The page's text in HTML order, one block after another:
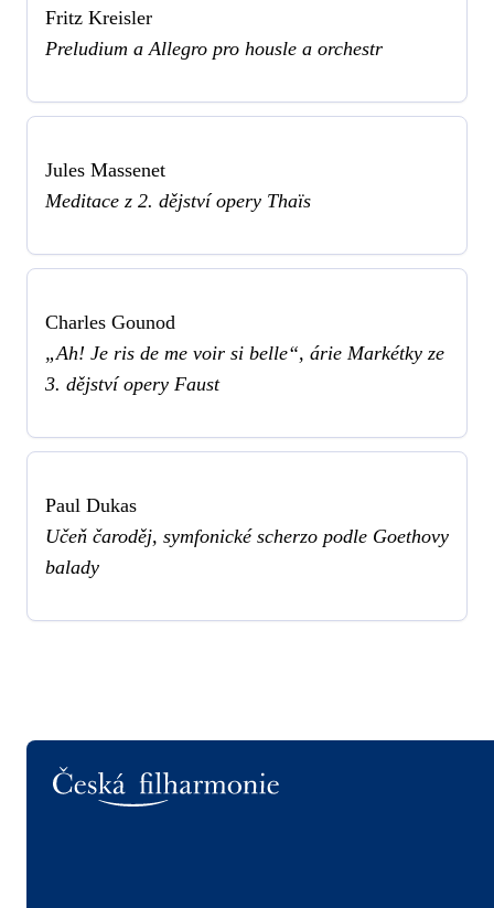
Fritz Kreisler
Preludium a Allegro pro housle a orchestr
Jules Massenet
Meditace z 2. dějství opery Thaïs
Charles Gounod
„Ah! Je ris de me voir si belle“, árie Markétky ze
3. dějství opery Faust
Paul Dukas
Učeň čaroděj, symfonické scherzo podle Goethovy
balady